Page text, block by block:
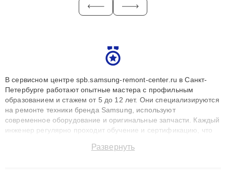
В сервисном центре spb.samsung-remont-center.ru в Санкт-
Петербурге работают опытные мастера с профильным
образованием и стажем от 5 до 12 лет. Они специализируются
на ремонте техники бренда Samsung, используют
современное оборудование и оригинальные запчасти. Каждый
инженер регулярно проходит обучение и сертификацию, что
восстанавливать технику с сохранением гарантии до 3 лет.
Развернуть